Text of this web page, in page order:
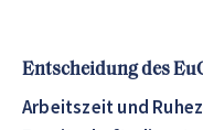
Entscheidung des
Arbeitszeit und